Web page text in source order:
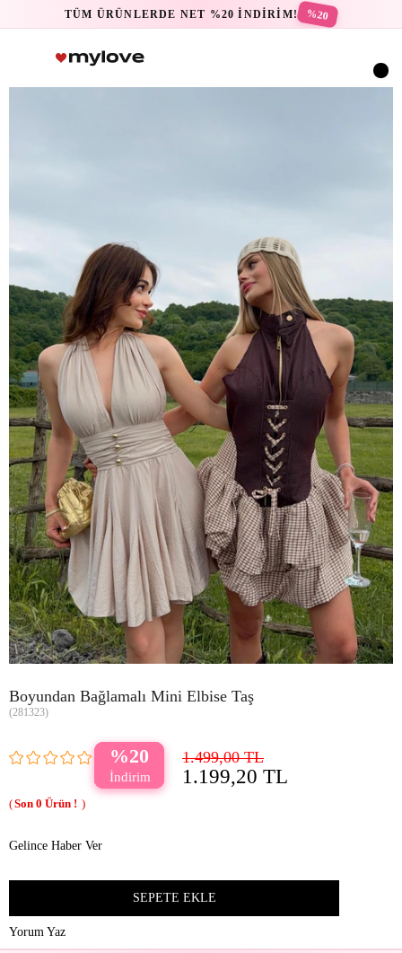
TÜM ÜRÜNLERDE NET %20 İNDİRİM! %20
Boyundan Bağlamalı Mini Elbise Taş
(281323)
20 1.499,00 TL
1.199,20 TL
0
Gelince Haber Ver
Yorum Yaz